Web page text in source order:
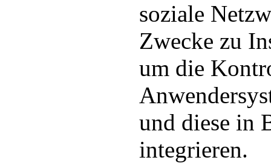
soziale
Zwecke zu
um die
und diese in
integrieren.